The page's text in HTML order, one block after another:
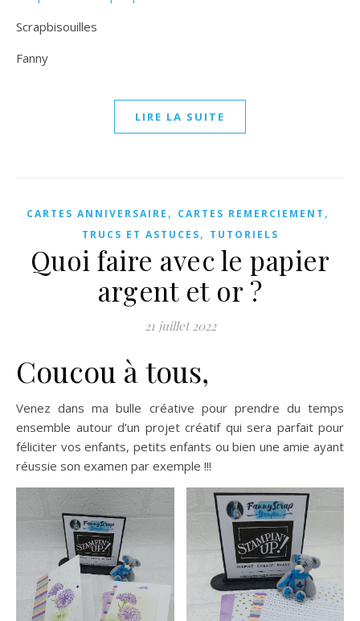
Scrapbisouilles
Fanny
LIRE LA SUITE
CARTES ANNIVERSAIRE , CARTES REMERCIEMENT ,
TRUCS ET ASTUCES, TUTORIELS
Quoi faire avec le papier
argent et or ?
21 juillet 2022
Coucou à tous,
Venez dans ma bulle créative pour prendre du temps
ensemble autour d’un projet créatif qui sera parfait pour
féliciter vos enfants, petits enfants ou bien une amie ayant
réussie son examen par exemple !!!